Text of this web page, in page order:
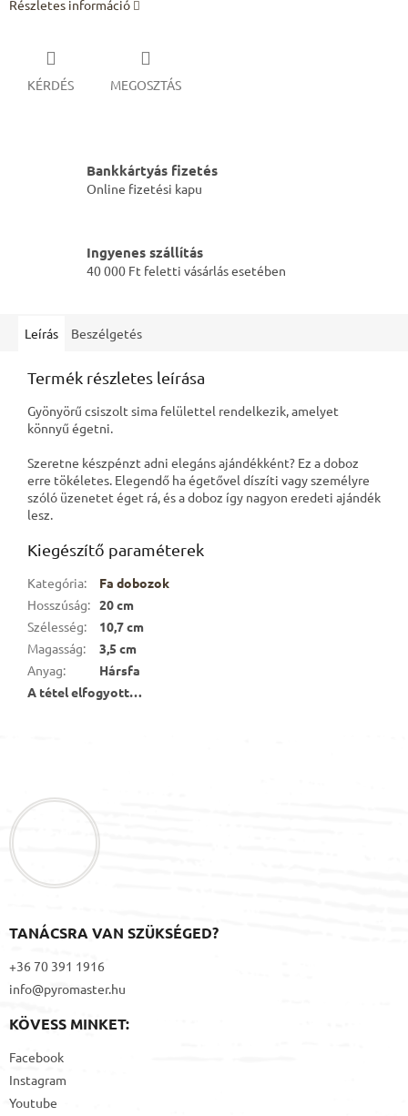
Részletes információ
KÉRDÉS MEGOSZTÁS
Bankkártyás fizetés
Online fizetési kapu
Ingyenes szállítás
40 000 Ft feletti vásárlás esetében
Leírás Beszélgetés
Termék részletes leírása
Gyönyörű csiszolt sima felülettel rendelkezik, amelyet
könnyű égetni.
Szeretne készpénzt adni elegáns ajándékként? Ez a doboz
erre tökéletes. Elegendő ha égetővel díszíti vagy személyre
szóló üzenetet éget rá, és a doboz így nagyon eredeti ajándék
lesz.
Kiegészítő paraméterek
Kategória:
Fa dobozok
Hosszúság: 20 cm
Szélesség:
10,7 cm
Magasság:
3,5 cm
Anyag:
Hársfa
A tétel elfogyott…
TANÁCSRA VAN SZÜKSÉGED?
+36 70 391 1916
info@pyromaster.hu
KÖVESS MINKET:
Facebook
Instagram
Youtube